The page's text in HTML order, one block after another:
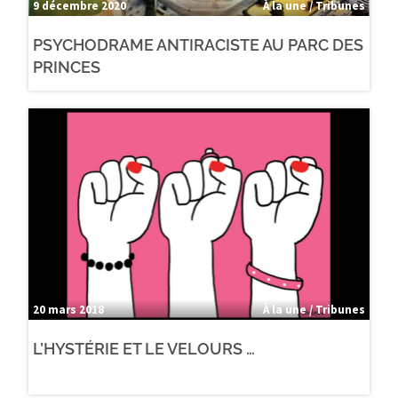
9 décembre 2020 À la une / Tribunes
PSYCHODRAME ANTIRACISTE AU PARC DES
PRINCES
20 mars 2018 À la une / Tribunes
L’HYSTÉRIE ET LE VELOURS …